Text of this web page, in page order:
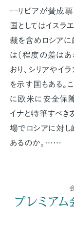
一リビアが賛成
国としてはイスラ
裁を含めロシア
は（程度の差はあ
おり、シリアやイ
を示す国もある。
に欧米に安全保障
イナと特筆すべき
場でロシアに対
あるのか。……
プレミアム